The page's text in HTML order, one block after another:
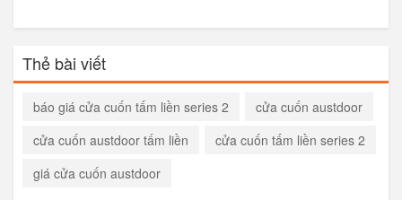
Thẻ bài viết
báo giá cửa cuốn tấm liền series 2
cửa cuốn austdoor
cửa cuốn austdoor tấm liền
cửa cuốn tấm liền series 2
giá cửa cuốn austdoor